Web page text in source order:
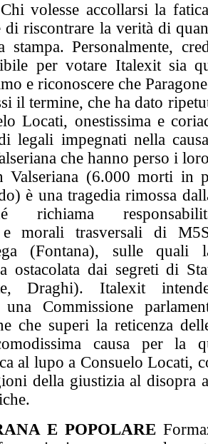
volesse accollarsi la
di riscontrare la verità di
stampa. Personalmente,
per votare Italexit sia
e riconoscere che
il termine, che ha dato
Locati, onestissima e
legali impegnati nella
che hanno perso i
Valseriana (6.000 morti in
è una tragedia rimossa
richiama
e morali trasversali di
(Fontana), sulle quali
ostacolata dai segreti di
Draghi). Italexit
Commissione
che superi la reticenza
causa per la
al lupo a Consuelo Locati,
della giustizia al disopra
E POPOLARE